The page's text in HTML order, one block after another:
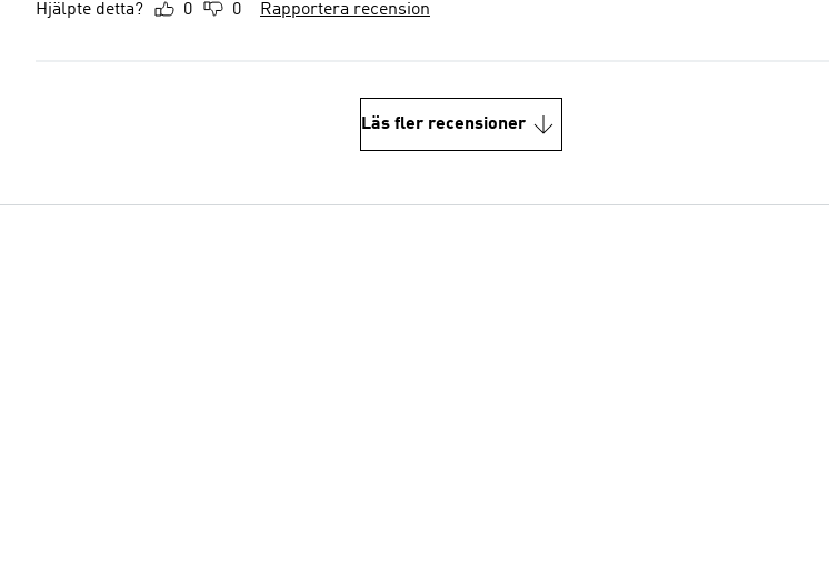
Hjälpte detta? 0 0 Rapportera recension
Läs fler recensioner